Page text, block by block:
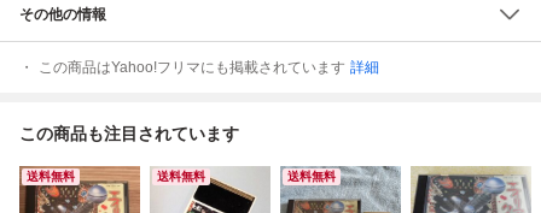
その他の情報
この商品はYahoo!フリマにも掲載されています 詳細
この商品も注目されています
送料無料 送料無料 送料無料